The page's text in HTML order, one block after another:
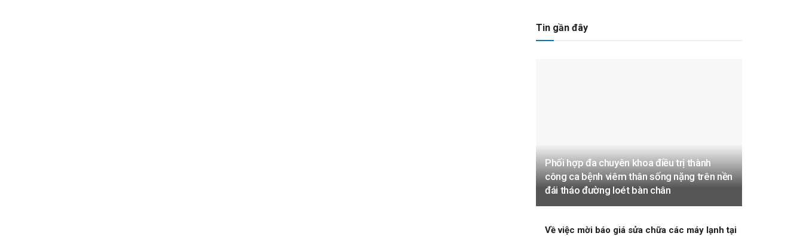
Tin gần đây
Phối hợp đa chuyên khoa điều trị thành
công ca bệnh viêm thân sống nặng trên nền
đái tháo đường loét bàn chân
Về việc mời báo giá sửa chữa các máy lạnh tại